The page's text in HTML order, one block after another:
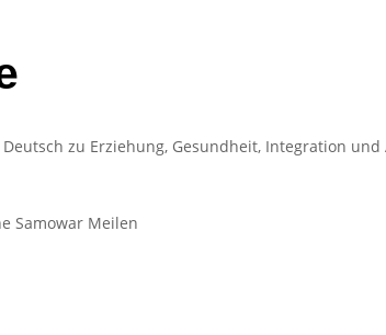
zu Erziehung, Gesundheit, Integration
Samowar Meilen